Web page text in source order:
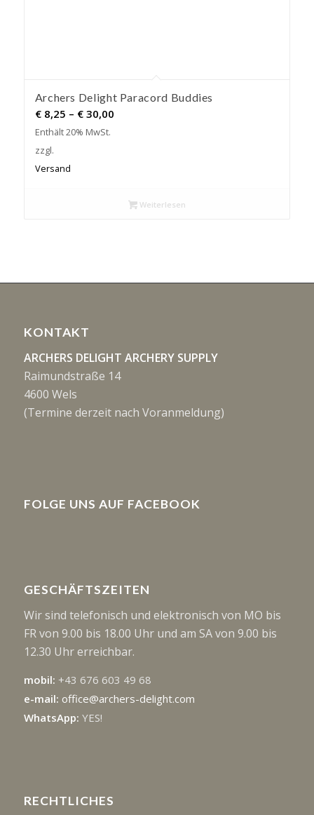
Archers Delight Paracord Buddies
€8,25 – €30,00Preisspanne:
Enthält 20% MwSt.
zzgl.
Versand
Weiterlesen
KONTAKT
ARCHERS DELIGHT ARCHERY SUPPLY
Raimundstraße 14
4600 Wels
(Termine derzeit nach Voranmeldung)
FOLGE UNS AUF FACEBOOK
GESCHÄFTSZEITEN
Wir sind telefonisch und elektronisch von MO bis
FR von 9.00 bis 18.00 Uhr und am SA von 9.00 bis
12.30 Uhr erreichbar.
mobil: +43 676 603 49 68
e-mail: office@archers-delight.com
WhatsApp: YES!
RECHTLICHES